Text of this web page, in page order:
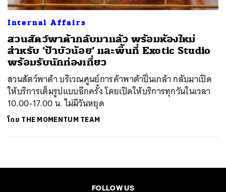
Internal Affairs
สวนสัตว์พาต้ากลับมาแล้ว พร้อมห้องใหม่
สำหรับ ‘ป้าบัวน้อย’ และพื้นที่ Exotic Studio
พร้อมรับนักท่องเที่ยว
สวนสัตว์พาต้า บริเวณศูนย์การค้าพาต้าปิ่นเกล้า กลับมาเปิด
ให้บริการเต็มรูปแบบอีกครั้ง โดยเปิดให้บริการทุกวันในเวลา
10.00-17.00 น. ไม่มีวันหยุด
โดย THE MOMENTUM TEAM
FOLLOW US
SHARE TWEET LINE EMAIL